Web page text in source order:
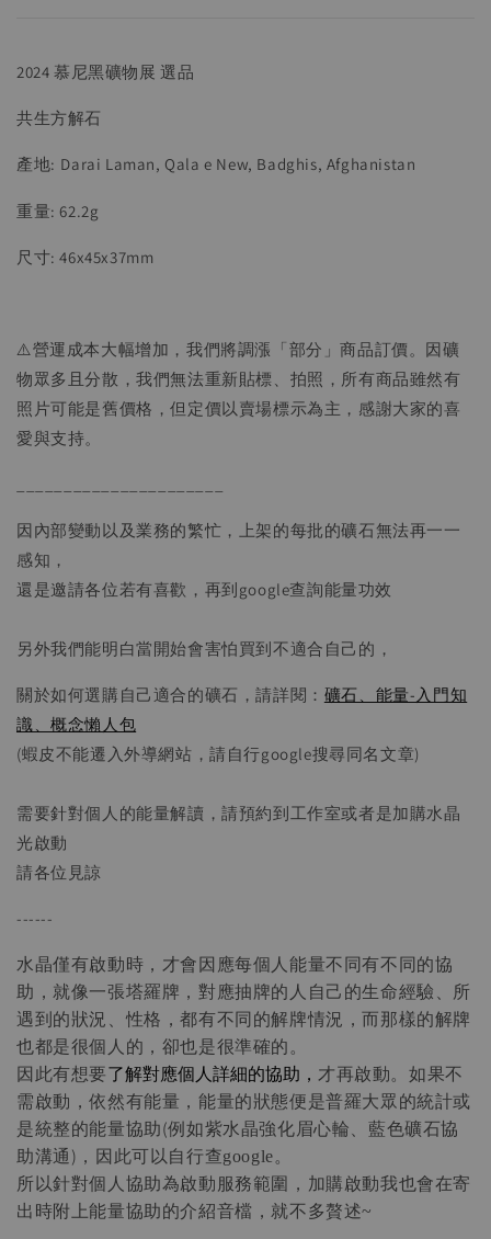
2024 慕尼黑礦物展 選品
共生方解石
產地: Darai Laman, Qala e New, Badghis, Afghanistan
重量: 62.2g
尺寸: 46x45x37mm
⚠️營運成本大幅增加，我們將調漲「部分」商品訂價。因礦
物眾多且分散，我們無法重新貼標、拍照，所有商品雖然有
照片可能是舊價格，但定價以賣場標示為主，感謝大家的喜
愛與支持。
因內部變動以及業務的繁忙，上架的每批的礦石無法再一一
感知，
還是邀請各位若有喜歡，再到google查詢能量功效
另外我們能明白當開始會害怕買到不適合自己的，
關於如何選購自己適合的礦石，請詳閱： 礦石、能量-入門知
識、概念懶人包
(蝦皮不能遷入外導網站，請自行google搜尋同名文章)
需要針對個人的能量解讀，請預約到工作室或者是加購水晶
光啟動
請各位見諒
------
水晶僅有啟動時，才會因應每個人能量不同有不同的協
助，就像一張塔羅牌，對應抽牌的人自己的生命經驗、所
遇到的狀況、性格，都有不同的解牌情況，而那樣的解牌
也都是很個人的，卻也是很準確的。
因此有想要了解對應個人詳細的協助， 才再啟動。如果不
需啟動，依然有能量，能量的狀態便是普羅大眾的統計或
是統整的能量協助(例如紫水晶強化眉心輪、藍色礦石協
助溝通)，因此可以自行查google。
所以針對個人協助為啟動服務範圍，加購啟動我也會在寄
出時附上能量協助的介紹音檔，就不多贅述~